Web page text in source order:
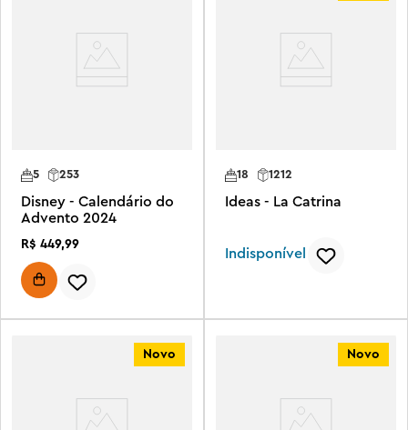
5 253
Disney - Calendário do
Advento 2024
R$ 449,99
1212
18
Ideas - La Catrina
Indisponível
Novo Novo